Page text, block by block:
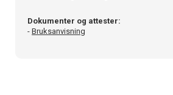
Dokumenter og attester:
- Bruksanvisning